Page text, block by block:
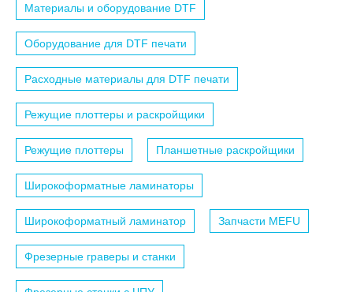
Материалы и оборудование DTF
Оборудование для DTF печати
Расходные материалы для DTF печати
Режущие плоттеры и раскройщики
Режущие плоттеры Планшетные раскройщики
Широкоформатные ламинаторы
Широкоформатный ламинатор Запчасти MEFU
Фрезерные граверы и станки